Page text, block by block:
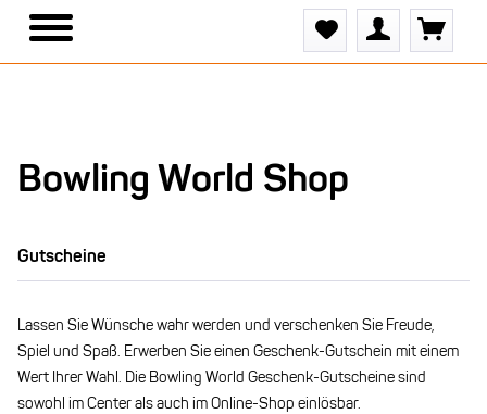
Bowling World Shop
Lassen Sie Wünsche wahr werden und verschenken Sie Freude,
Spiel und Spaß. Erwerben Sie einen Geschenk-Gutschein mit einem
Wert Ihrer Wahl. Die Bowling World Geschenk-Gutscheine sind
sowohl im Center als auch im Online-Shop einlösbar.
Gutscheine